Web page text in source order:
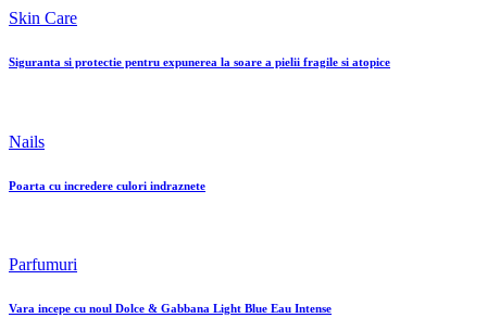
Skin Care
Siguranta si protectie pentru expunerea la soare a pielii fragile si atopice
Nails
Poarta cu incredere culori indraznete
Parfumuri
Vara incepe cu noul Dolce & Gabbana Light Blue Eau Intense